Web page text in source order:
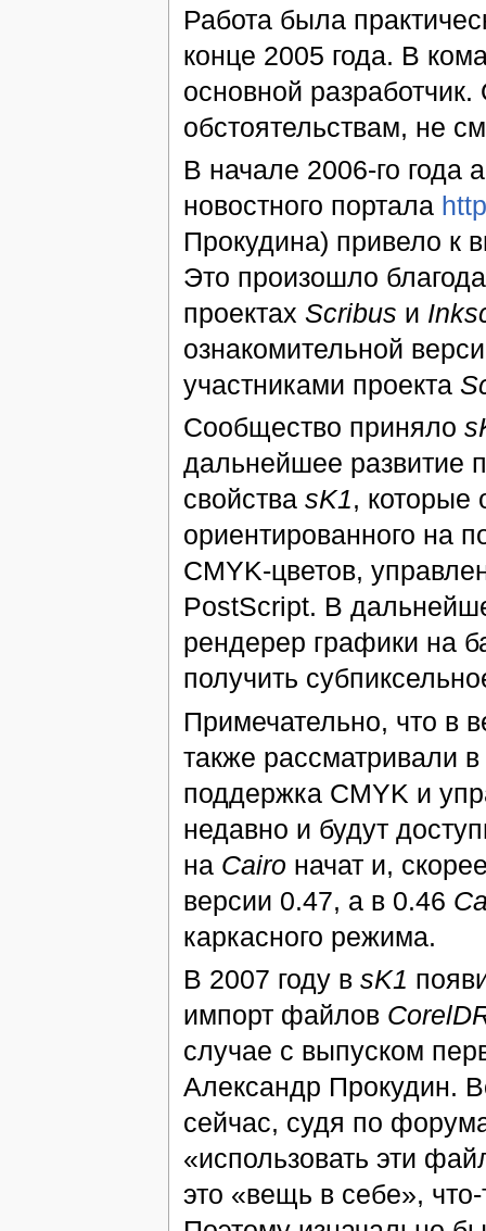
Работа была
конце 2005 года. В
основной
обстоятельствам, не
В начале 2006-го года
новостного портала
Прокудина) привело к
Это произошло
проектах Scribus и
ознакомительной
участниками проекта
Сообщество приняло
дальнейшее развитие
свойства sK1, которые
ориентированного на
CMYK-цветов,
PostScript. В
рендерер графики на
получить
Примечательно, что в
также рассматривали
поддержка CMYK и
недавно и будут
на Cairo начат и,
версии 0.47, а в 0.46
каркасного режима.
В 2007 году в sK1
импорт файлов
случае с выпуском
Александр Прокудин.
сейчас, судя по
«использовать эти
это «вещь в себе»,